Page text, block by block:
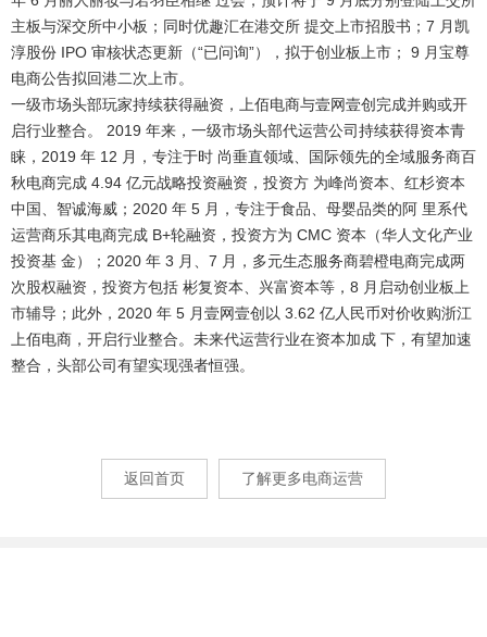
主板与深交所中小板；同时优趣汇在港交所 提交上市招股书；7 月凯
淳股份 IPO 审核状态更新（“已问询”），拟于创业板上市； 9 月宝尊
电商公告拟回港二次上市。
一级市场头部玩家持续获得融资，上佰电商与壹网壹创完成并购或开
启行业整合。 2019 年来，一级市场头部代运营公司持续获得资本青
睐，2019 年 12 月，专注于时 尚垂直领域、国际领先的全域服务商百
秋电商完成 4.94 亿元战略投资融资，投资方 为峰尚资本、红杉资本
中国、智诚海威；2020 年 5 月，专注于食品、母婴品类的阿 里系代
运营商乐其电商完成 B+轮融资，投资方为 CMC 资本（华人文化产业
投资基 金）；2020 年 3 月、7 月，多元生态服务商碧橙电商完成两
次股权融资，投资方包括 彬复资本、兴富资本等，8 月启动创业板上
市辅导；此外，2020 年 5 月壹网壹创以 3.62 亿人民币对价收购浙江
上佰电商，开启行业整合。未来代运营行业在资本加成 下，有望加速
整合，头部公司有望实现强者恒强。
返回首页 了解更多电商运营